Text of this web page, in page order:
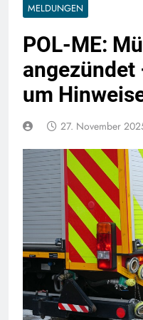
MELDUNGEN
POL-ME:
um
27. November